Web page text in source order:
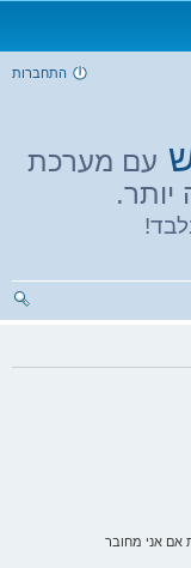
התחברות
עם מערכת
יותר.
אני מחובר